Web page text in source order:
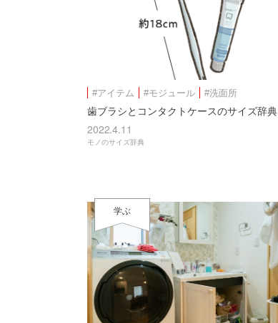
#アイテム #モジュール #洗面所
歯ブラシとコンタクトケースのサイズ辞典
2022.4.11
モノのサイズ辞典
学ぶ